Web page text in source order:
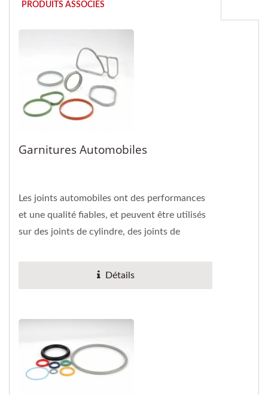
PRODUITS ASSOCIÉS
Garnitures Automobiles
Les joints automobiles ont des performances
et une qualité fiables, et peuvent être utilisés
sur des joints de cylindre, des joints de
Détails